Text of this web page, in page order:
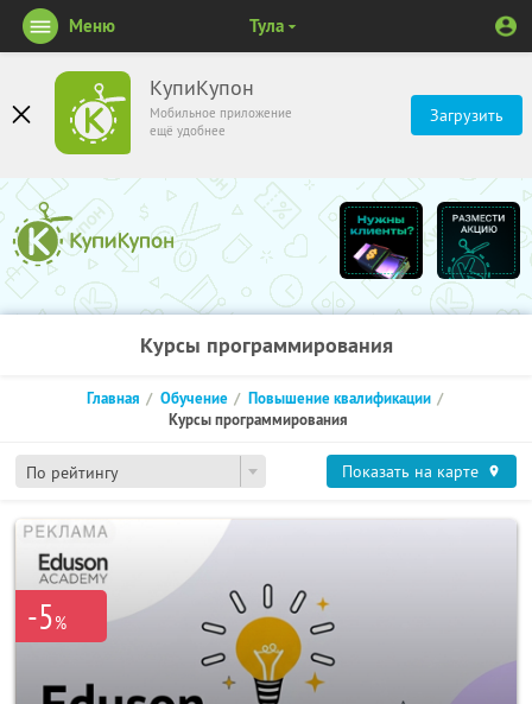
КупиКупон
Мобильное приложение
ещё удобнее
Загрузить
Меню Тула
Курсы программирования
По рейтингу
Главная Обучение
Повышение квалификации
Курсы программирования
Показать на карте
-5%